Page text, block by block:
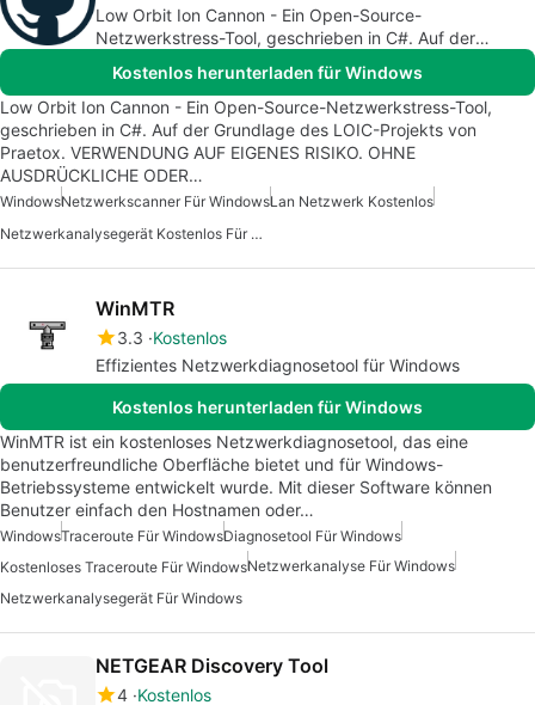
Low Orbit Ion Cannon - Ein Open-Source-
Netzwerkstress-Tool, geschrieben in C#. Auf der
VERWENDUNG AUF EIGENES RISIKO. OHNE JEGLICHE
AUSDRÜCKLICHE ODER STILLSCHWEIGENDE
GARANTIEN.
Kostenlos herunterladen für Windows
Low Orbit Ion Cannon - Ein Open-Source-Netzwerkstress-Tool,
geschrieben in C#. Auf der Grundlage des LOIC-Projekts von
Praetox. VERWENDUNG AUF EIGENES RISIKO. OHNE
AUSDRÜCKLICHE ODER…
WindowsNetzwerkscanner Für WindowsLan Netzwerk Kostenlos
Netzwerkanalysegerät Kostenlos Für Windows
WinMTR
3.3 Kostenlos
Effizientes Netzwerkdiagnosetool für Windows
Kostenlos herunterladen für Windows
WinMTR ist ein kostenloses Netzwerkdiagnosetool, das eine
benutzerfreundliche Oberfläche bietet und für Windows-
Betriebssysteme entwickelt wurde. Mit dieser Software können
Benutzer einfach den Hostnamen oder…
WindowsTraceroute Für WindowsDiagnosetool Für Windows
Kostenloses Traceroute Für WindowsNetzwerkanalyse Für Windows
Netzwerkanalysegerät Für Windows
NETGEAR Discovery Tool
4 Kostenlos